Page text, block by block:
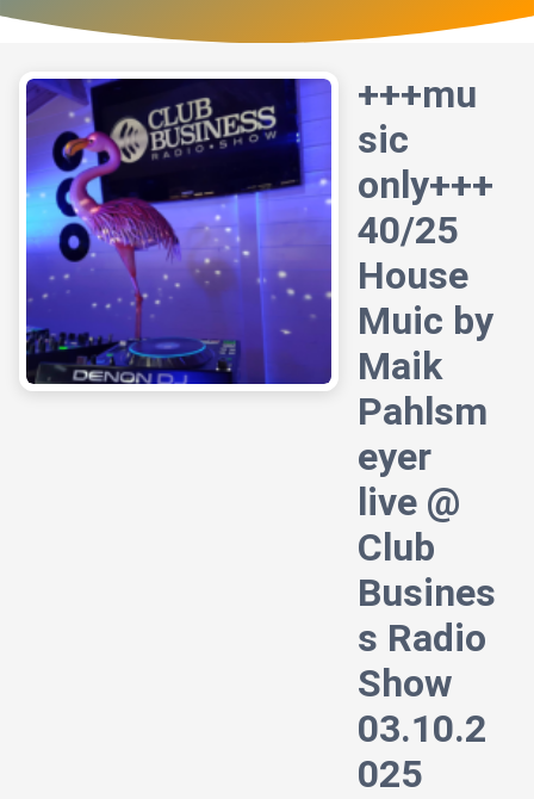
+++mu
sic
only+++
40/25
House
Muic by
Maik
Pahlsm
eyer
live @
Club
Busines
s Radio
Show
03.10.2
025